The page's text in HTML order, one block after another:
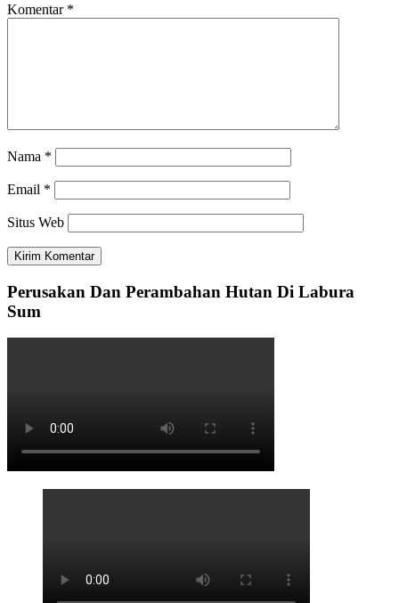
Komentar *
Nama *
Email *
Situs Web
Perusakan Dan Perambahan Hutan Di Labura
Sum